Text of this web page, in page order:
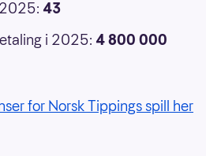
43
i 2025: 4 800 000
for Norsk Tippings spill her